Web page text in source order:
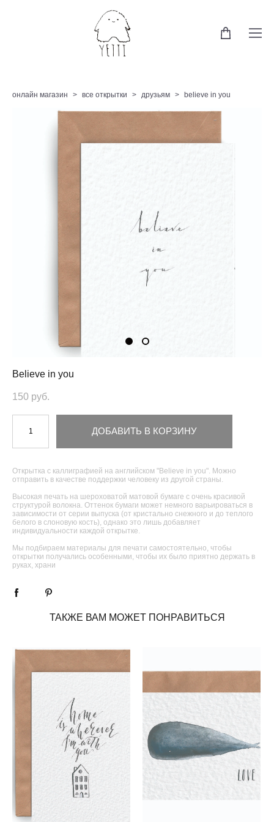
онлайн магазин > все открытки > друзьям > believe in you
Believe in you
150 pуб.
ДОБАВИТЬ В КОРЗИНУ
Открытка с каллиграфией на английском "Believe in you". Можно
отправить в качестве поддержки человеку из другой страны.
Высокая печать на шероховатой матовой бумаге с очень красивой
структурой волокна. Оттенок бумаги может немного варьироваться в
зависимости от серии выпуска (от кристально снежного и до теплого
белого в слоновую кость), однако это лишь добавляет
индивидуальности каждой открытке.
Мы подбираем материалы для печати самостоятельно, чтобы
открытки получались особенными, чтобы их было приятно держать в
руках, храни
ТАКЖЕ ВАМ МОЖЕТ ПОНРАВИТЬСЯ